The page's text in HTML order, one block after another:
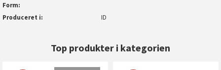
Form
Produceret i
ID
Top produkter i kategorien